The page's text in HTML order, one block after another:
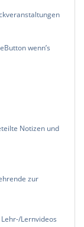
wenn’s
Notizen und
zur
Lernvideos